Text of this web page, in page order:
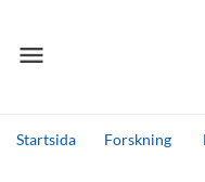
menu
Meny
Startsida Forskning